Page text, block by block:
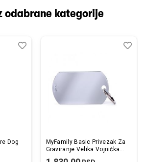
odabrane kategorije
Dog
Dodaj
Uporedi
MyFamily Basic Privezak Za
Graviranje Velika Vojnička